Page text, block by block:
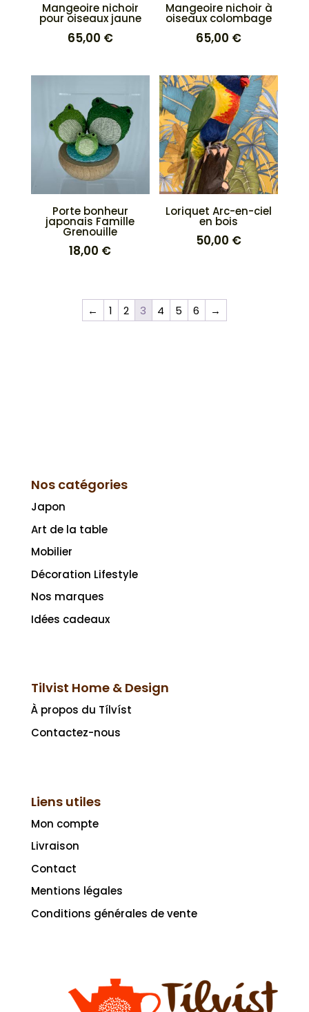
Mangeoire nichoir
pour oiseaux jaune
65,00 €
Mangeoire nichoir à
oiseaux colombage
65,00 €
Porte bonheur
japonais Famille
Grenouille
18,00 €
Loriquet Arc-en-ciel
en bois
50,00 €
← 1 2 3 4 5 6 →
Nos catégories
Japon
Art de la table
Mobilier
Décoration Lifestyle
Nos marques
Idées cadeaux
Tilvist Home & Design
À propos du Tílvíst
Contactez-nous
Liens utiles
Mon compte
Livraison
Contact
Mentions légales
Conditions générales de vente